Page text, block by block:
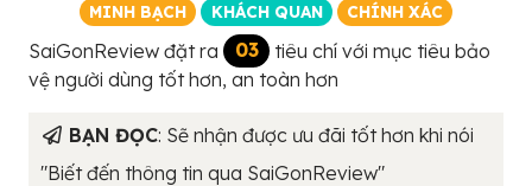
MINH BẠCH KHÁCH QUAN CHÍNH XÁC
SaiGonReview đặt ra 03
tiêu chí với mục tiêu bảo
vệ người dùng tốt hơn, an toàn hơn
BẠN ĐỌC: Sẽ nhận được ưu đãi tốt hơn khi nói
"Biết đến thông tin qua SaiGonReview"